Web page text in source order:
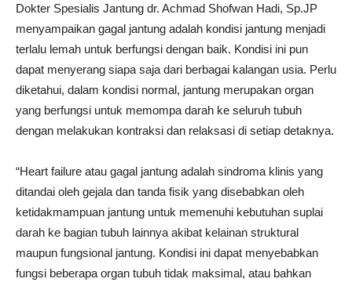
Dokter Spesialis Jantung dr. Achmad Shofwan Hadi, Sp.JP
menyampaikan gagal jantung adalah kondisi jantung menjadi
terlalu lemah untuk berfungsi dengan baik. Kondisi ini pun
dapat menyerang siapa saja dari berbagai kalangan usia. Perlu
diketahui, dalam kondisi normal, jantung merupakan organ
yang berfungsi untuk memompa darah ke seluruh tubuh
dengan melakukan kontraksi dan relaksasi di setiap detaknya.
“Heart failure atau gagal jantung adalah sindroma klinis yang
ditandai oleh gejala dan tanda fisik yang disebabkan oleh
ketidakmampuan jantung untuk memenuhi kebutuhan suplai
darah ke bagian tubuh lainnya akibat kelainan struktural
maupun fungsional jantung. Kondisi ini dapat menyebabkan
fungsi beberapa organ tubuh tidak maksimal, atau bahkan